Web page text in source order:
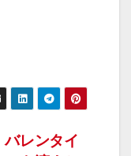
バレンタイ